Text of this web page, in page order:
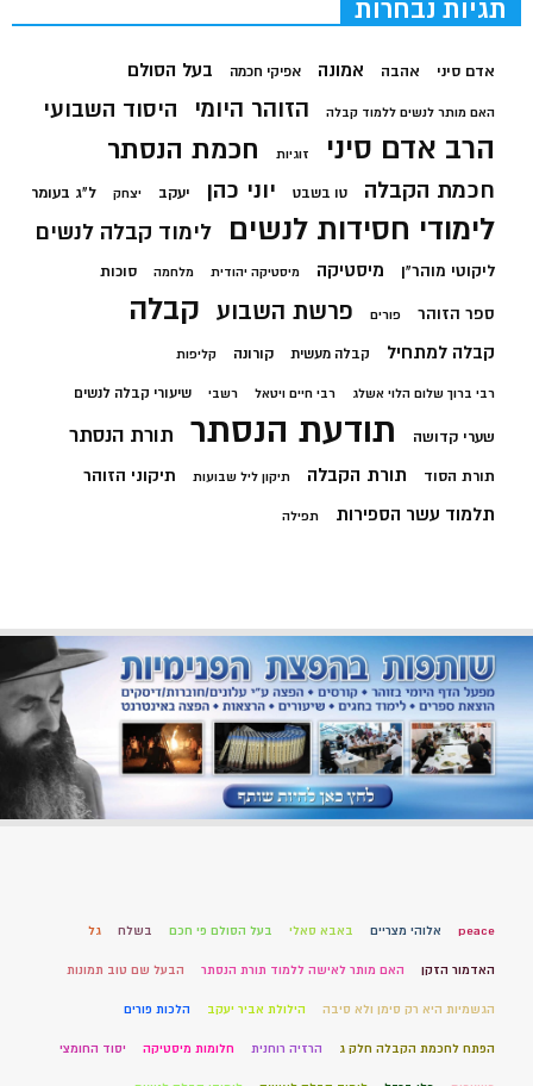
תגיות נבחרות
אדם סיני אהבה אמונה אפיקי חכמה בעל הסולם
האם מותר לנשים ללמוד קבלה הזוהר היומי היסוד השבועי
הרב אדם סיני זוגיות חכמת הנסתר
חכמת הקבלה טו בשבט יוני כהן יעקב יצחק ל"ג בעומר
לימודי חסידות לנשים לימוד קבלה לנשים
ליקוטי מוהר"ן מיסטיקה מיסטיקה יהודית מלחמה סוכות
ספר הזוהר פורים פרשת השבוע קבלה
קבלה למתחיל קבלה מעשית קורונה קליפות
רבי ברוך שלום הלוי אשלג רבי חיים ויטאל רשבי שיעורי קבלה לנשים
שערי קדושה תודעת הנסתר תורת הנסתר
תורת הסוד תורת הקבלה תיקון ליל שבועות תיקוני הזוהר
תלמוד עשר הספירות תפילה
peace אלוהי מצריים באבא סאלי בעל הסולם פי חכם בשלח גל
האדמור הזקן האם מותר לאישה ללמוד תורת הנסתר הבעל שם טוב תמונות
הגשמיות היא רק סימן ולא סיבה הילולת אביר יעקב הלכות פורים
הפתח לחכמת הקבלה חלק ג הרזיה רוחנית חלומות מיסטיקה יסוד החומצי